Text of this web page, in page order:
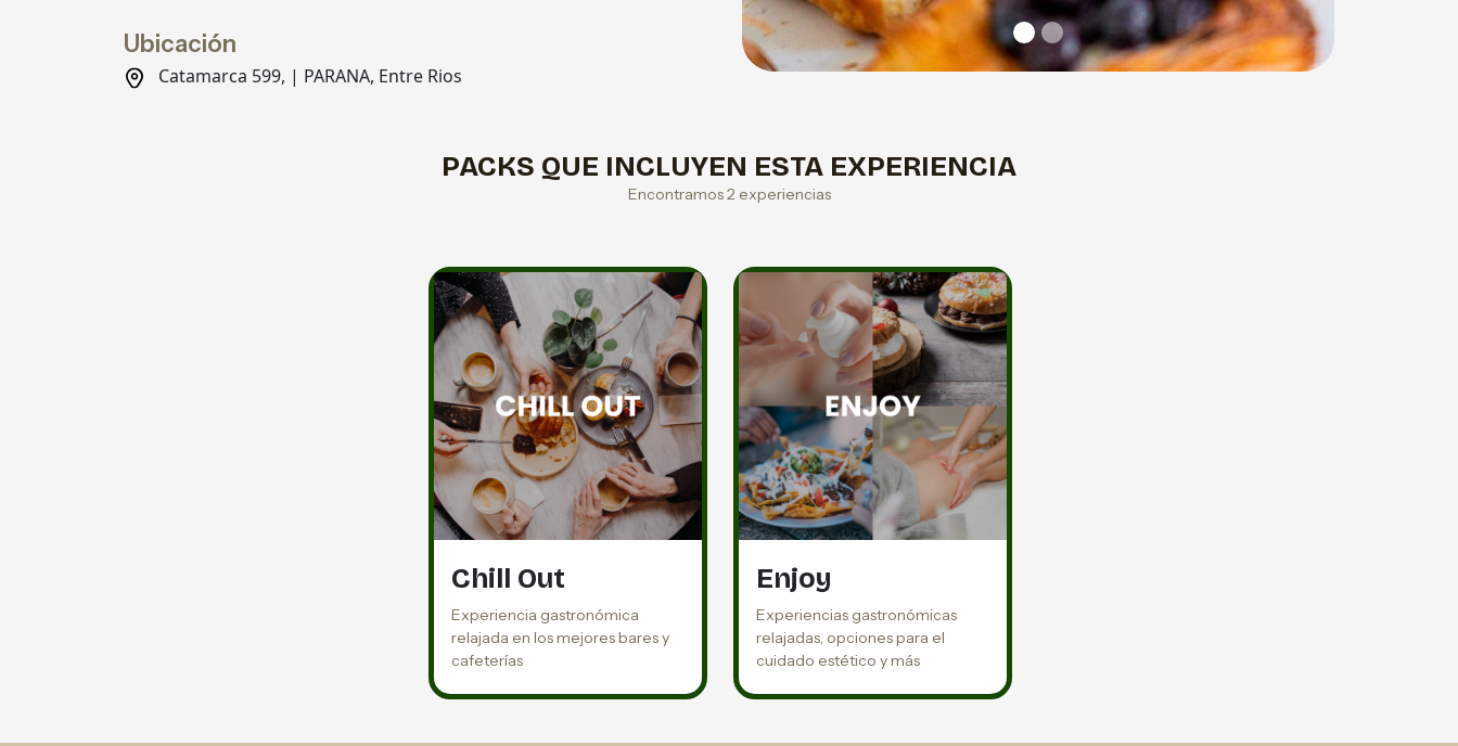
Ubicación
Catamarca 599, | PARANA, Entre Rios
PACKS QUE INCLUYEN ESTA EXPERIENCIA
Encontramos 2 experiencias
Chill Out
Experiencia gastronómica
relajada en los mejores bares y
cafeterías
Enjoy
Experiencias gastronómicas
relajadas, opciones para el
cuidado estético y más